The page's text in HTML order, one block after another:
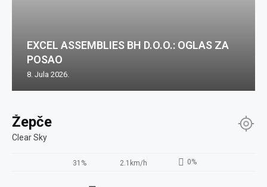
Žepče
Clear Sky
31% 2.1km/h 0%
EXCEL ASSEMBLIES BH D.O.O.: OGLAS ZA
POSAO
8. Jula 2026.